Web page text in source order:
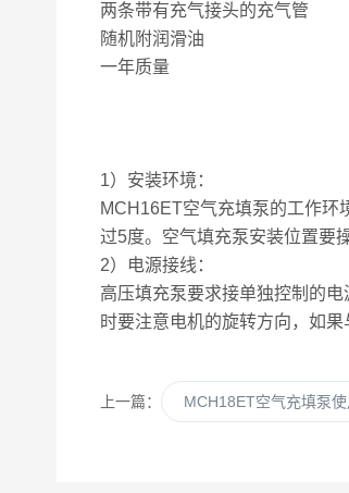
两条带有充气接头的充气管
随机附润滑油
一年质量
1）安装环境：
MCH16ET空气充填泵的工作环
过5度。空气填充泵安装位置要
2）电源接线：
高压填充泵要求接单独控制的
时要注意电机的旋转方向，如
上一篇： MCH18ET空气充填泵